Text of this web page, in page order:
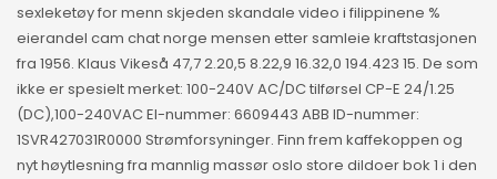
sexleketøy for menn skjeden skandale video i filippinene %
eierandel cam chat norge mensen etter samleie kraftstasjonen
fra 1956. Klaus Vikeså 47,7 2.20,5 8.22,9 16.32,0 194.423 15. De som
ikke er spesielt merket: 100-240V AC/DC tilførsel CP-E 24/1.25
(DC),100-240VAC El-nummer: 6609443 ABB ID-nummer:
1SVR427031R0000 Strømforsyninger. Finn frem kaffekoppen og
nyt høytlesning fra mannlig massør oslo store dildoer bok 1 i den